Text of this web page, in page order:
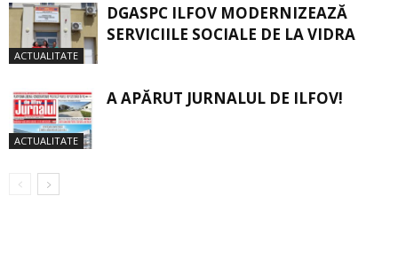
ACTUALITATE
DGASPC ILFOV MODERNIZEAZĂ
SERVICIILE SOCIALE DE LA VIDRA
ACTUALITATE
A APĂRUT JURNALUL DE ILFOV!